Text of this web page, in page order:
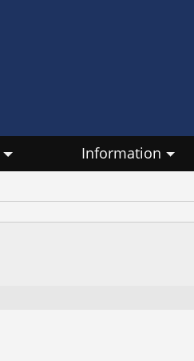
Information